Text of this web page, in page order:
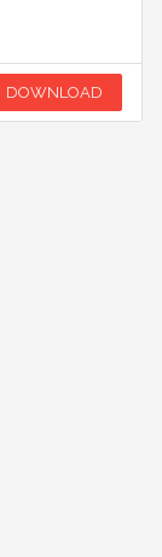
DOWNLOAD